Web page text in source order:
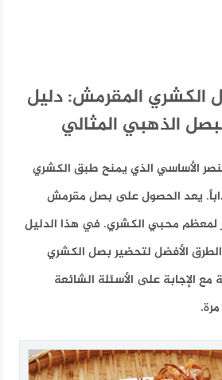
الكشري المقرمش: دليل
الذهبي المثالي
الأساسي الذي يمنح طبق الكشري
يعد الحصول على بصل مقرمش
لمعظم محبي الكشري. في هذا الدليل
الأفضل لتحضير بصل الكشري
الإجابة على الأسئلة الشائعة